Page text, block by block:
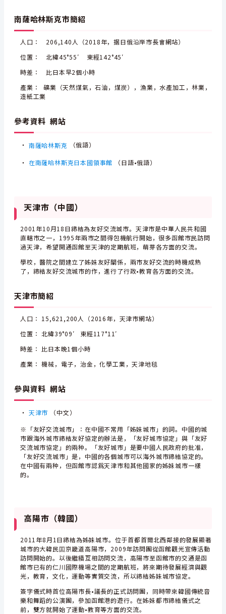
南薩哈林斯克市簡紹
人口： 206,140人（2018年，据日俄沿岸市長會網站）
位置： 北緯45°55′ 東經142°45′
時差： 比日本早2個小時
產業： 礦業（天然煤氣，石油，煤炭），漁業，水產加工，林業，
造紙工業
參考資料 網站
・ 南薩哈林斯克 （俄語）
・ 在南薩哈林斯克日本國領事館 （日語•俄語）
天津市（中國）
2001年10月18日締結為友好交流城市。天津市是中華人民共和國
直轄市之一，1995年兩市之間得包機航行開始，很多函館市民訪問
過天津，希望開通函館至天津的定期航班，萌芽各方面的交流。
學校，醫院之間建立了姊妹友好關係，兩市友好交流的時機成熟
了，締結友好交流城市的作，進行了行政•教育各方面的交流。
天津市簡紹
人口： 15,621,200人（2016年，天津市網站）
位置： 北緯39°09′ 東經117°11′
時差： 比日本晚1個小時
產業： 機械，電子，治金，化學工業，天津地毯
參與資料 網站
・ 天津市
（中文）
※「友好交流城市」：在中國不常用「姊妹城市」的詞。中國的城
市跟海外城市締結友好協定的辦法是，「友好城市協定」與「友好
交流城市協定」的兩种。「友好城市」是要中國人民政府的批准，
「友好交流城市」是，中國的各個城市可以海外城市締結協定的。
在中國有兩种，但函館市認爲天津市和其他國家的姊妹城市一樣
的。
高陽市（韓國）
2011年8月1日締結為姊妹城市。位于首都首爾北西鄰接的發展顯著
城市的大韓民囯京畿道高陽市，2009年訪問團從函館觀光宣傳活動
訪問開始的。以後繼續互相訪問交流，高陽市至函館市的交通是函
館市已有的仁川國際機場之間的定期航班，將來期待發展經濟與觀
光，教育，文化，運動等實質交流，所以締結姊妹城市協定。
簽字儀式時首位高陽市長•議長的正式訪問團，同時帶來韓國傳統音
樂和舞蹈的公演團，參加函館港的遊行。在姊妹都市締結儀式之
前，雙方就開始了運動•教育等方面的交流。